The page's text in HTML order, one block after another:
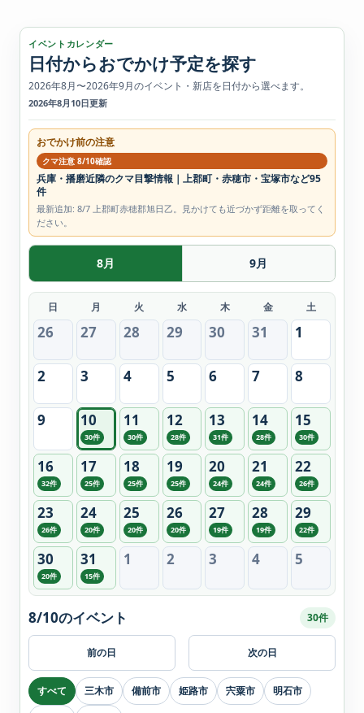
イベントカレンダー
日付からおでかけ予定を探す
2026年8月〜2026年9月のイベント・新店を日付から選べます。
2026年8月10日更新
おでかけ前の注意
クマ注意 8/10確認
兵庫・播磨近隣のクマ目撃情報｜上郡町・赤穂市・宝塚市など95
件
最新追加: 8/7 上郡町赤穂郡旭日乙。見かけても近づかず距離を取ってく
ださい。
8月 9月
日 月 火 水 木 金 土
26 27 28 29 30 31 1
2 3 4 5 6 7 8
9 10
30件
11
30件
12
28件
13
31件
14
28件
15
30件
16
32件
17
25件
18
25件
19
25件
20
24件
21
24件
22
26件
23
26件
24
20件
25
20件
26
20件
27
19件
28
19件
29
22件
30
20件
31
15件
1 2 3 4 5
前の日
8/10のイベント 30件
次の日
すべて 三木市 備前市 姫路市 宍粟市
明石市